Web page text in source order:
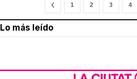
1 2 3 4
Lo más leído